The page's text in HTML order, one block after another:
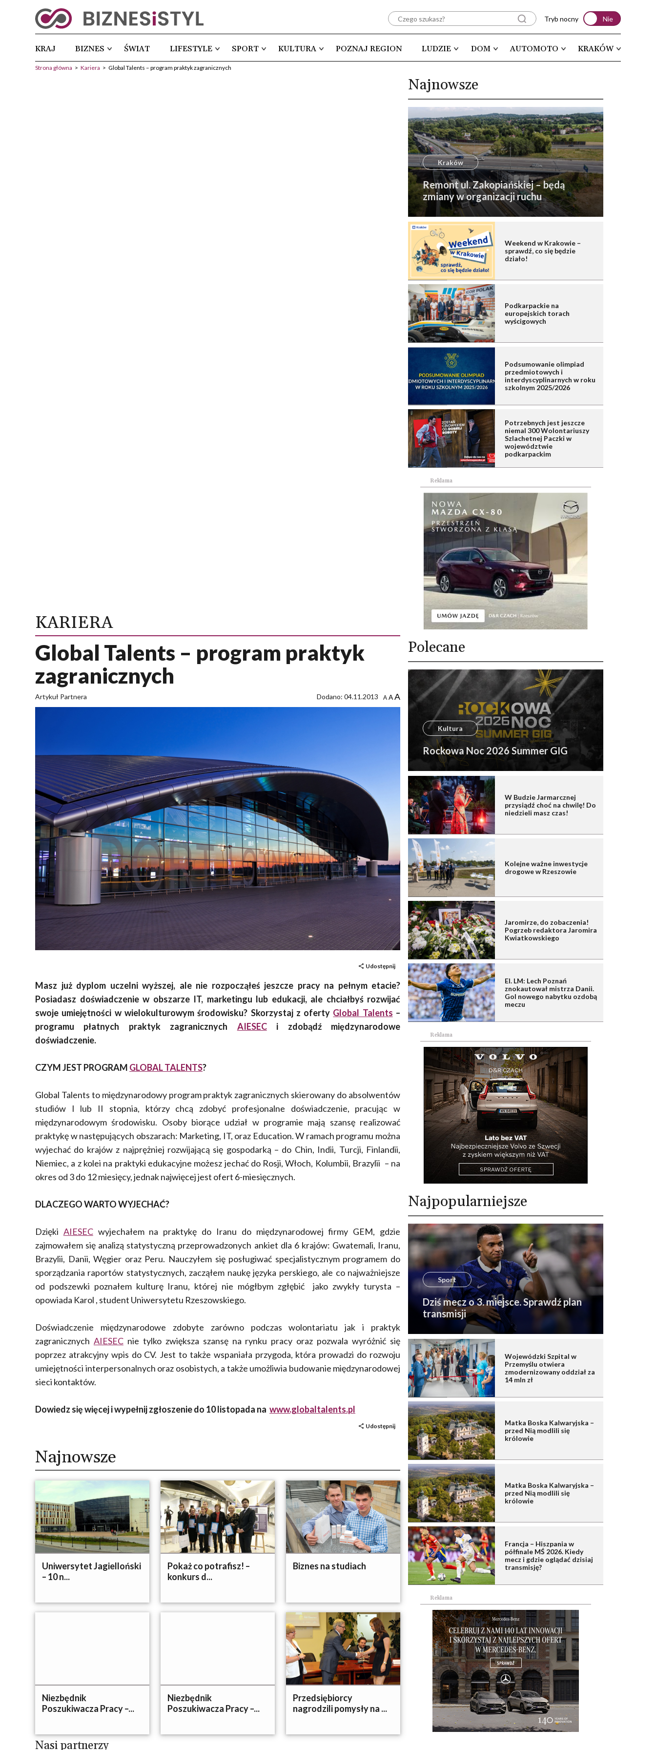
Tryb nocny Nie
KRAJ BIZNES ŚWIAT LIFESTYLE SPORT KULTURA POZNAJ REGION LUDZIE DOM AUTOMOTO KRAKÓW
Strona główna > Kariera > Global Talents – program praktyk zagranicznych
KARIERA
Global Talents – program praktyk
zagranicznych
Artykuł Partnera Dodano: 04.11.2013 A AA
Udostępnij
Masz już dyplom uczelni wyższej, ale nie rozpocząłeś jeszcze pracy na pełnym etacie?
Posiadasz doświadczenie w obszarze IT, marketingu lub edukacji, ale chciałbyś rozwijać
swoje umiejętności w wielokulturowym środowisku? Skorzystaj z oferty Global Talents –
programu płatnych praktyk zagranicznych AIESECi zdobądź międzynarodowe
doświadczenie.
CZYM JEST PROGRAM GLOBAL TALENTS?
Global Talents to międzynarodowy program praktyk zagranicznych skierowany do absolwentów
studiów I lub II stopnia, którzy chcą zdobyć profesjonalne doświadczenie, pracując w
międzynarodowym środowisku. Osoby biorące udział w programie mają szansę realizować
praktykę w następujących obszarach: Marketing, IT, oraz Education. W ramach programu można
wyjechać do krajów z najprężniej rozwijającą się gospodarką – do Chin, Indii, Turcji, Finlandii,
Niemiec, a z kolei na praktyki edukacyjne możesz jechać do Rosji, Włoch, Kolumbii, Brazylii – na
okres od 3 do 12 miesięcy, jednak najwięcej jest ofert 6-miesięcznych.
DLACZEGO WARTO WYJECHAĆ?
Dzięki AIESECwyjechałem na praktykę do Iranu do międzynarodowej firmy GEM, gdzie
zajmowałem się analizą statystyczną przeprowadzonych ankiet dla 6 krajów: Gwatemali, Iranu,
Brazylii, Danii, Węgier oraz Peru. Nauczyłem się posługiwać specjalistycznym programem do
sporządzania raportów statystycznych, zacząłem naukę języka perskiego, ale co najważniejsze
od podszewki poznałem kulturę Iranu, której nie mógłbym zgłębić jako zwykły turysta –
opowiada Karol , student Uniwersytetu Rzeszowskiego.
Doświadczenie międzynarodowe zdobyte zarówno podczas wolontariatu jak i praktyk
zagranicznych AIESECnie tylko zwiększa szansę na rynku pracy oraz pozwala wyróżnić się
poprzez atrakcyjny wpis do CV. Jest to także wspaniała przygoda, która prowadzi do rozwoju
umiejętności interpersonalnych oraz osobistych, a także umożliwia budowanie międzynarodowej
sieci kontaktów.
Dowiedz się więcej i wypełnij zgłoszenie do 10 listopada na www.globaltalents.pl
Udostępnij
Najnowsze
Uniwersytet Jagielloński
– 10 n...
Pokaż co potrafisz! –
konkurs d...
Biznes na studiach
Niezbędnik
Poszukiwacza Pracy –...
Niezbędnik
Poszukiwacza Pracy –...
Przedsiębiorcy
nagrodzili pomysły na ...
Najnowsze
Kraków
Remont ul. Zakopiańskiej – będą
zmiany w organizacji ruchu
Weekend w Krakowie –
sprawdź, co się będzie
działo!
Podkarpackie na
europejskich torach
wyścigowych
Podsumowanie olimpiad
przedmiotowych i
interdyscyplinarnych w roku
szkolnym 2025/2026
Potrzebnych jest jeszcze
niemal 300 Wolontariuszy
Szlachetnej Paczki w
województwie
podkarpackim
Reklama
Polecane
Kultura
Rockowa Noc 2026 Summer GIG
W Budzie Jarmarcznej
przysiądź choć na chwilę! Do
niedzieli masz czas!
Kolejne ważne inwestycje
drogowe w Rzeszowie
Jaromirze, do zobaczenia!
Pogrzeb redaktora Jaromira
Kwiatkowskiego
El. LM: Lech Poznań
znokautował mistrza Danii.
Gol nowego nabytku ozdobą
meczu
Reklama
Najpopularniejsze
Sport
Dziś mecz o 3. miejsce. Sprawdź plan
transmisji
Wojewódzki Szpital w
Przemyślu otwiera
zmodernizowany oddział za
14 mln zł
Matka Boska Kalwaryjska –
przed Nią modlili się
królowie
Matka Boska Kalwaryjska –
przed Nią modlili się
królowie
Francja – Hiszpania w
półfinale MŚ 2026. Kiedy
mecz i gdzie oglądać dzisiaj
transmisję?
Reklama
Nasi partnerzy